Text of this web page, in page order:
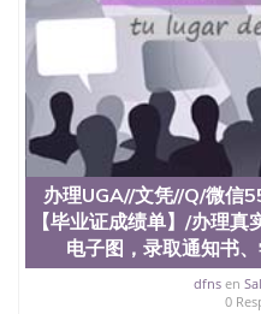
办理UGA//文凭//Q/微信
【毕业证成绩单】/办理
电子图，录取通知书
dfnsen
0